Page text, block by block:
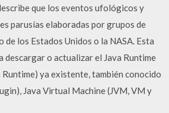
que los eventos ufológicos y
parusías elaboradas por grupos de
de los Estados Unidos o la NASA. Esta
descargar o actualizar el Java Runtime
Runtime) ya existente, también conocido
Java Virtual Machine (JVM, VM y